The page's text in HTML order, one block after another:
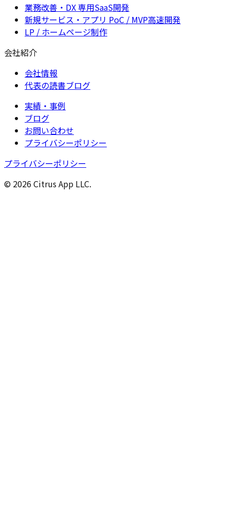
業務改善・DX 専用SaaS開発
新規サービス・アプリ PoC / MVP高速開発
LP / ホームページ制作
会社紹介
会社情報
代表の読書ブログ
実績・事例
ブログ
お問い合わせ
プライバシーポリシー
プライバシーポリシー
© 2026 Citrus App LLC.